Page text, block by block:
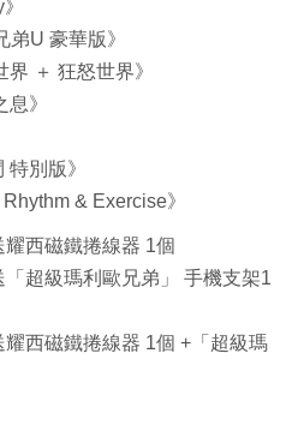
弟U 豪華版》
界 ＋ 狂怒世界》
》
特別版》
& Exercise》
西磁鐵捲線器 1個
超級瑪利歐兄弟」 手機支架1
西磁鐵捲線器 1個 +「超級瑪